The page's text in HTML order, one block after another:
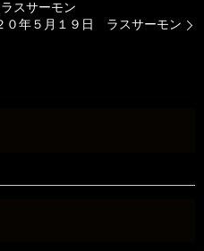
スサーモン
０年５月１９日 ラスサーモン